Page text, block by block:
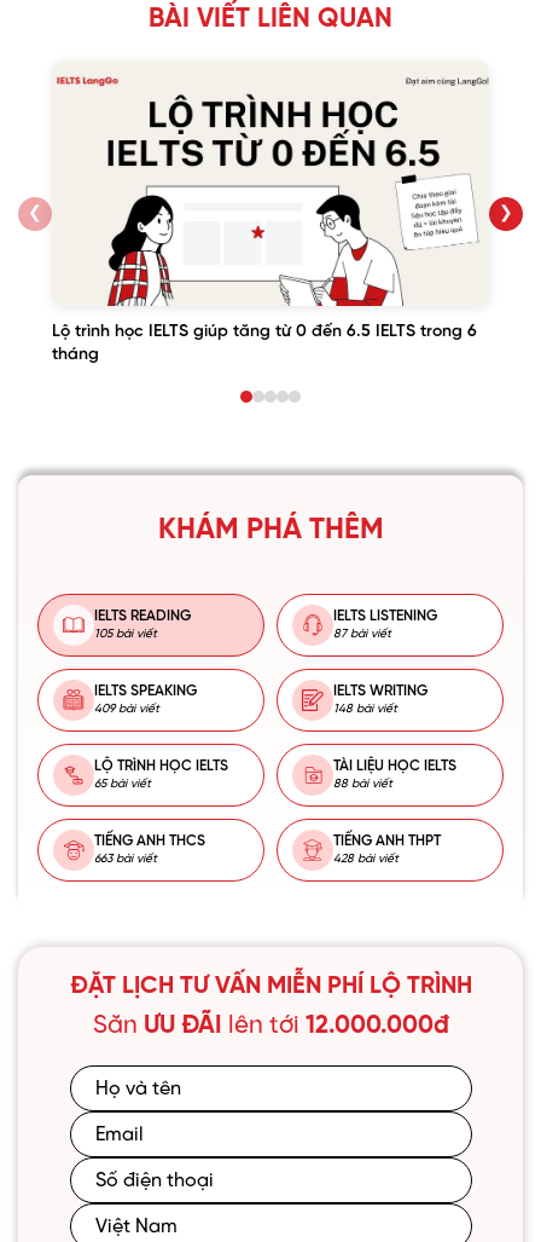
BÀI VIẾT LIÊN QUAN
❮
Lộ trình học IELTS giúp tăng từ 0 đến 6.5 IELTS trong 6
tháng
❯
KHÁM PHÁ THÊM
IELTS READING
105 bài viết
IELTS LISTENING
87 bài viết
IELTS SPEAKING
409 bài viết
IELTS WRITING
148 bài viết
LỘ TRÌNH HỌC IELTS
65 bài viết
TÀI LIỆU HỌC IELTS
88 bài viết
TIẾNG ANH THCS
663 bài viết
TIẾNG ANH THPT
428 bài viết
ĐẶT LỊCH TƯ VẤN MIỄN PHÍ LỘ TRÌNH
Săn ƯU ĐÃI lên tới 12.000.000đ